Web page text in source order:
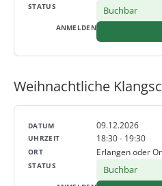
Buchbar
Weihnachtliche
09.12.2026
18:30 - 19:30
Erlangen oder
Buchbar